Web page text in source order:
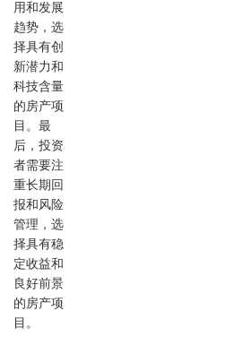
用和发展
趋势，选
择具有创
新潜力和
科技含量
的房产项
目。最
后，投资
者需要注
重长期回
报和风险
管理，选
择具有稳
定收益和
良好前景
的房产项
目。